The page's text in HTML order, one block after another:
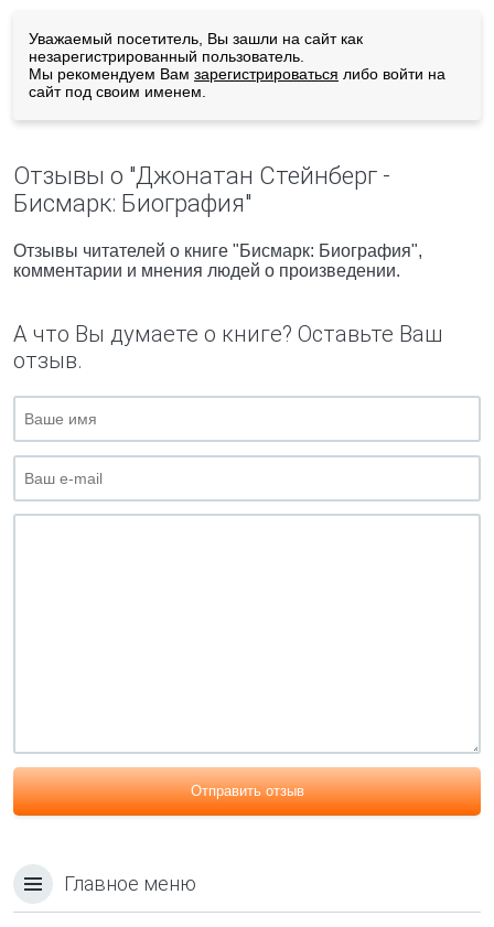
Уважаемый посетитель, Вы зашли на сайт как
незарегистрированный пользователь.
Мы рекомендуем Вам зарегистрироваться либо войти на
сайт под своим именем.
Отзывы о "Джонатан Стейнберг -
Бисмарк: Биография"
Отзывы читателей о книге "Бисмарк: Биография",
комментарии и мнения людей о произведении.
А что Вы думаете о книге? Оставьте Ваш
отзыв.
Отправить отзыв
Главное меню